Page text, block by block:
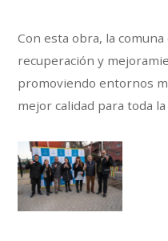
Con esta obra, la
recuperación y
promoviendo entornos
mejor calidad para toda